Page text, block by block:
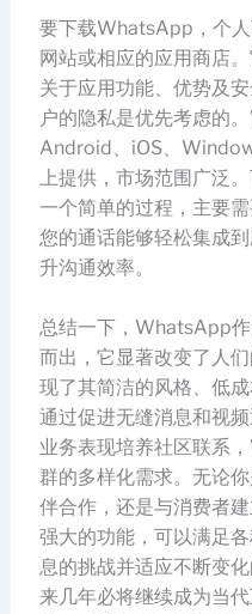
要下载WhatsApp，个
网站或相应的应用商店
关于应用功能、优势及
户的隐私是优先考虑的
Android、iOS、
上提供，市场范围广泛
一个简单的过程，主要
您的通话能够轻松集成
升沟通效率。
总结一下，WhatsApp
而出，它显著改变了人
现了其简洁的风格、低
通过促进无缝消息和视
业务表现培养社区联系
群的多样化需求。无论
伴合作，还是与消费者
强大的功能，可以满足
息的挑战并适应不断变
来几年必将继续成为当